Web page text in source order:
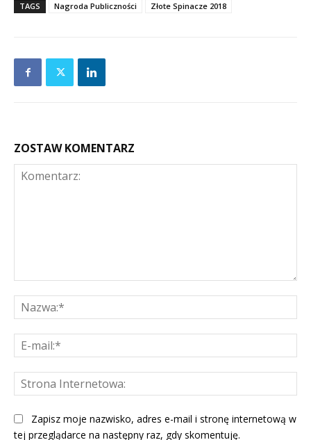
TAGS Nagroda Publiczności Złote Spinacze 2018
ZOSTAW KOMENTARZ
Zapisz moje nazwisko, adres e-mail i stronę internetową w
tej przeglądarce na następny raz, gdy skomentuję.